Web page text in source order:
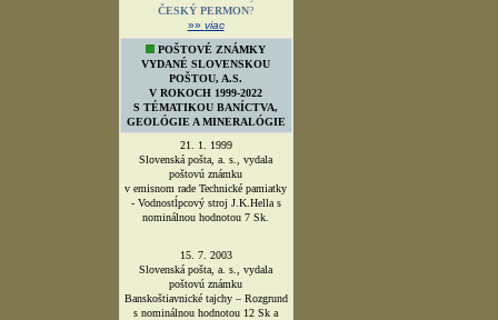
ČESKÝ PERMON?
»» viac
POŠTOVÉ ZNÁMKY
VYDANÉ SLOVENSKOU
POŠTOU, A.S.
V ROKOCH 1999-2022
S TÉMATIKOU BANÍCTVA,
GEOLÓGIE A MINERALÓGIE
21. 1. 1999
Slovenská pošta, a. s., vydala
poštovú známku
v emisnom rade Technické pamiatky
- Vodnostĺpcový stroj J.K.Hella s
nominálnou hodnotou 7 Sk.
15. 7. 2003
Slovenská pošta, a. s., vydala
poštovú známku
Banskoštiavnické tajchy – Rozgrund
s nominálnou hodnotou 12 Sk a